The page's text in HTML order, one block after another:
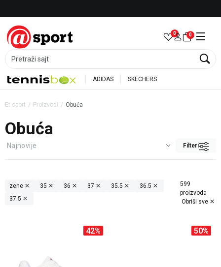
Pretraži sajt
0 0
ADIDAS SKECHERS
Et sport Proizvodi Obuća
Obuća
Filteri
zene 35 36 37 35.5
36.5
37.5
599
proizvoda
Obriši sve
42% 50%